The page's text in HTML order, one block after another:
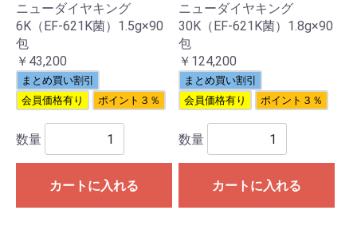
ニューダイヤキング
6K（EF-621K菌）1.5g×90
包
￥43,200
まとめ買い割引
会員価格有り
ポイント３％
数量
カートに入れる
ニューダイヤキング
30K（EF-621K菌）1.8g×90
包
￥124,200
まとめ買い割引
会員価格有り
ポイント３％
数量
カートに入れる